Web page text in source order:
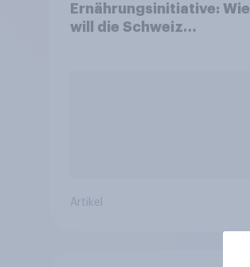
Ernährungsinitiative: Wie
will die Schweiz
Artikel